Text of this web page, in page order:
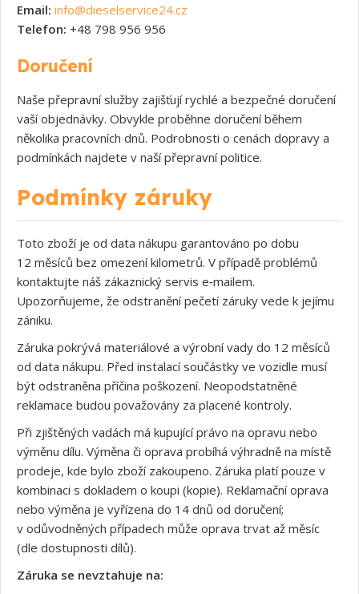
Email: info@dieselservice24.cz
Telefon: +48 798 956 956
Doručení
Naše přepravní služby zajišťují rychlé a bezpečné doručení
vaší objednávky. Obvykle proběhne doručení během
několika pracovních dnů. Podrobnosti o cenách dopravy a
podmínkách najdete v naší přepravní politice.
Podmínky záruky
Toto zboží je od data nákupu garantováno po dobu
12 měsíců bez omezení kilometrů. V případě problémů
kontaktujte náš zákaznický servis e‑mailem.
Upozorňujeme, že odstranění pečetí záruky vede k jejímu
zániku.
Záruka pokrývá materiálové a výrobní vady do 12 měsíců
od data nákupu. Před instalací součástky ve vozidle musí
být odstraněna příčina poškození. Neopodstatněné
reklamace budou považovány za placené kontroly.
Při zjištěných vadách má kupující právo na opravu nebo
výměnu dílu. Výměna či oprava probíhá výhradně na místě
prodeje, kde bylo zboží zakoupeno. Záruka platí pouze v
kombinaci s dokladem o koupi (kopie). Reklamační oprava
nebo výměna je vyřízena do 14 dnů od doručení;
v odůvodněných případech může oprava trvat až měsíc
(dle dostupnosti dílů).
Záruka se nevztahuje na: